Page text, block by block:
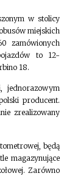
w stolicy
miejskich
zamówionych
to 12-
18.
jednorazowym
producent.
zrealizowany
będą
magazynujące
Zarówno